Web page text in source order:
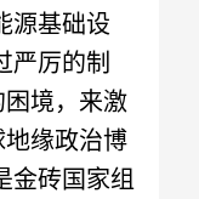
源基础设
严厉的制
困境，来激
地缘政治博
金砖国家组